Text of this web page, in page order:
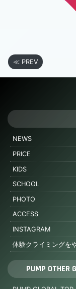
≪ PREV
NEWS
PRICE
KIDS
SCHOOL
PHOTO
ACCESS
INSTAGRAM
体験クライミングを
PUMP OTHER